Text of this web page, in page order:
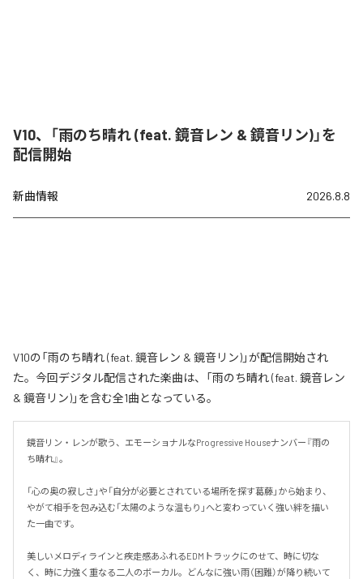
V10、「雨のち晴れ (feat. 鏡音レン & 鏡音リン)」を
配信開始
新曲情報 2026.8.8
V10の「雨のち晴れ (feat. 鏡音レン & 鏡音リン)」が配信開始され
た。今回デジタル配信された楽曲は、「雨のち晴れ (feat. 鏡音レン
& 鏡音リン)」を含む全1曲となっている。
鏡音リン・レンが歌う、エモーショナルなProgressive Houseナンバー『雨の
ち晴れ』。
「心の奥の寂しさ」や「自分が必要とされている場所を探す葛藤」から始まり、
やがて相手を包み込む「太陽のような温もり」へと変わっていく強い絆を描い
た一曲です。
美しいメロディラインと疾走感あふれるEDMトラックにのせて、時に切な
く、時に力強く重なる二人のボーカル。どんなに強い雨（困難）が降り続いて